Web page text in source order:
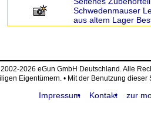
Schwedenmauser
aus altem Lager
2026 eGun GmbH Deutschland. Alle
Eigentümern. • Mit der Benutzung
Impressum Kontakt zur